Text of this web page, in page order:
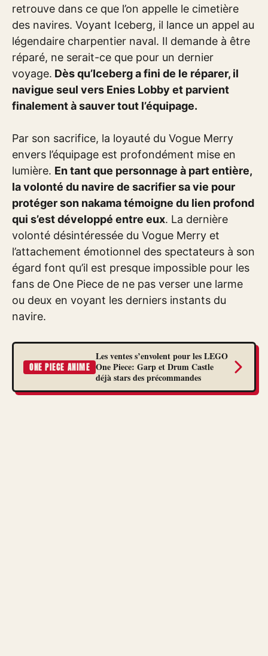
retrouve dans ce que l’on appelle le cimetière
des navires. Voyant Iceberg, il lance un appel au
légendaire charpentier naval. Il demande à être
réparé, ne serait-ce que pour un dernier
voyage. Dès qu’Iceberg a fini de le réparer, il
navigue seul vers Enies Lobby et parvient
finalement à sauver tout l’équipage.
Par son sacrifice, la loyauté du Vogue Merry
envers l’équipage est profondément mise en
lumière. En tant que personnage à part entière,
la volonté du navire de sacrifier sa vie pour
protéger son nakama témoigne du lien profond
qui s’est développé entre eux. La dernière
volonté désintéressée du Vogue Merry et
l’attachement émotionnel des spectateurs à son
égard font qu’il est presque impossible pour les
fans de One Piece de ne pas verser une larme
ou deux en voyant les derniers instants du
navire.
ONE PIECE ANIME
Les ventes s’envolent pour les LEGO
One Piece: Garp et Drum Castle
déjà stars des précommandes